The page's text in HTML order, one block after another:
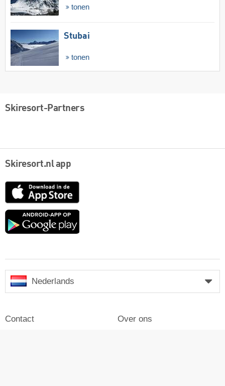
tonen
Stubai
tonen
Skiresort-Partners
Skiresort.nl app
App
Google
Nederlands
Contact Over ons